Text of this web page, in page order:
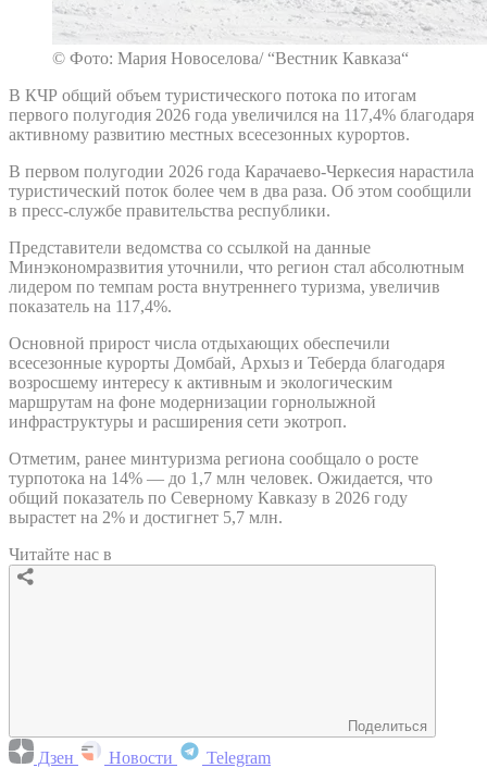
© Фото: Мария Новоселова/ “Вестник Кавказа“
В КЧР общий объем туристического потока по итогам
первого полугодия 2026 года увеличился на 117,4% благодаря
активному развитию местных всесезонных курортов.
В первом полугодии 2026 года Карачаево-Черкесия нарастила
туристический поток более чем в два раза. Об этом сообщили
в пресс-службе правительства республики.
Представители ведомства со ссылкой на данные
Минэкономразвития уточнили, что регион стал абсолютным
лидером по темпам роста внутреннего туризма, увеличив
показатель на 117,4%.
Основной прирост числа отдыхающих обеспечили
всесезонные курорты Домбай, Архыз и Теберда благодаря
возросшему интересу к активным и экологическим
маршрутам на фоне модернизации горнолыжной
инфраструктуры и расширения сети экотроп.
Отметим, ранее минтуризма региона сообщало о росте
турпотока на 14% — до 1,7 млн человек. Ожидается, что
общий показатель по Северному Кавказу в 2026 году
вырастет на 2% и достигнет 5,7 млн.
Читайте нас в
Поделиться
Дзен Новости Telegram